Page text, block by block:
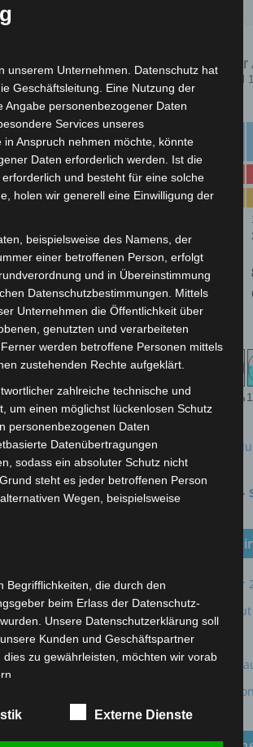
fast die Hälfte
Meeresspiegelanstieg
mehr als 43% der
bedroht in
time.is -
Sommer
Sturmflut
24P/
unserem Unternehmen. Datenschutz hat
Geschäftsleitung. Eine Nutzung der
personenbezogener Daten
Services unseres
Anspruch nehmen möchte, könnte
Daten erforderlich werden. Ist die
und besteht für eine solche
holen wir generell eine Einwilligung der
beispielsweise des Namens, der
einer betroffenen Person, erfolgt
und in Übereinstimmung
Datenschutzbestimmungen. Mittels
Unternehmen die Öffentlichkeit über
genutzten und verarbeiteten
werden betroffene Personen mittels
zustehenden Rechte aufgeklärt.
zahlreiche technische und
um einen möglichst lückenlosen Schutz
personenbezogenen Daten
Datenübertragungen
sodass ein absoluter Schutz nicht
steht es jeder betroffenen Person
Wegen, beispielsweise
Begrifflichkeiten, die durch den
beim Erlass der Datenschutz-
Unsere Datenschutzerklärung soll
Kunden und Geschäftspartner
zu gewährleisten, möchten wir vorab
Externe Dienste